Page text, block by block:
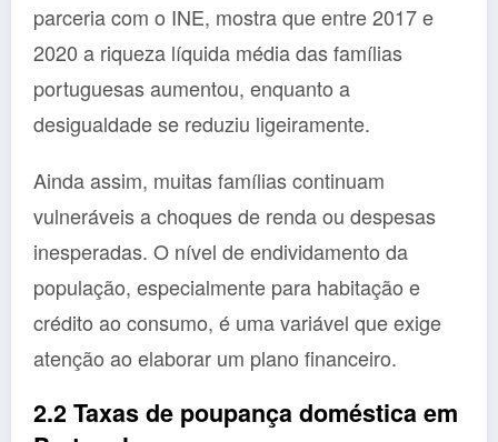
parceria com o INE, mostra que entre 2017 e
2020 a riqueza líquida média das famílias
portuguesas aumentou, enquanto a
desigualdade se reduziu ligeiramente.
Ainda assim, muitas famílias continuam
vulneráveis a choques de renda ou despesas
inesperadas. O nível de endividamento da
população, especialmente para habitação e
crédito ao consumo, é uma variável que exige
atenção ao elaborar um plano financeiro.
2.2 Taxas de poupança doméstica em